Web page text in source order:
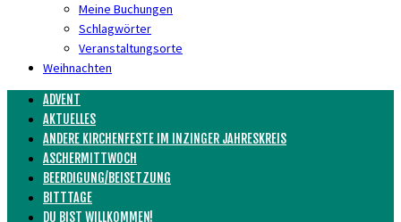
Meine Buchungen
Schlagwörter
Veranstaltungsorte
Weihnachten
ADVENT
AKTUELLES
ANDERE KIRCHENFESTE IM INZINGER JAHRESKREIS
ASCHERMITTWOCH
BEERDIGUNG/BEISETZUNG
BITTTAGE
DU BIST WILLKOMMEN!